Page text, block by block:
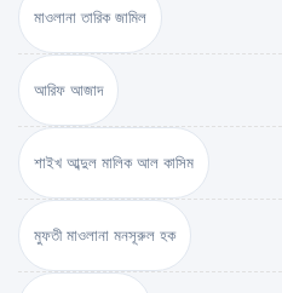
মাওলানা তারিক জামিল
আরিফ আজাদ
শাইখ আব্দুল মালিক আল কাসিম
মুফতী মাওলানা মনসূরুল হক